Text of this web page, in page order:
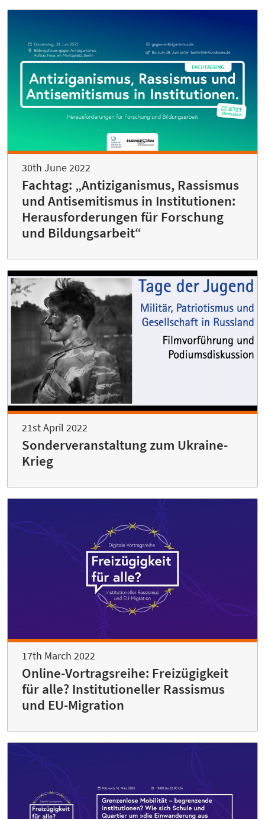
30th June 2022
Fachtag: „Antiziganismus, Rassismus
und Antisemitismus in Institutionen:
Herausforderungen für Forschung
und Bildungsarbeit“
21st April 2022
Sonderveranstaltung zum Ukraine-
Krieg
17th March 2022
Online-Vortragsreihe: Freizügigkeit
für alle? Institutioneller Rassismus
und EU-Migration